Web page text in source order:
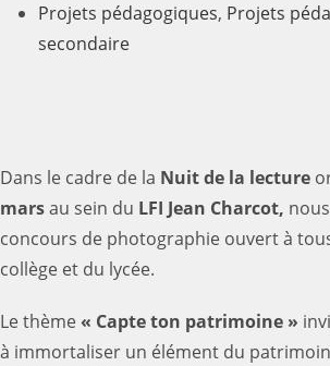
Projets pédagogiques, Projets
secondaire
Dans le cadre de la Nuit de la lecture
marsau sein du LFI Jean Charcot,
concours de photographie ouvert à
collège et du lycée.
Le thème « Capte ton patrimoine »
à immortaliser un élément du